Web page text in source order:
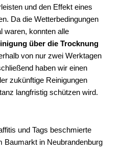
und den Effekt eines
Da die Wetterbedingungen
waren, konnten alle
über die Trocknung
von nur zwei Werktagen
haben wir einen
zukünftige Reinigungen
langfristig schützen wird.